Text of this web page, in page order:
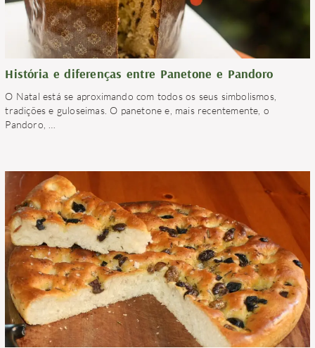
História e diferenças entre Panetone e Pandoro
O Natal está se aproximando com todos os seus simbolismos,
tradições e guloseimas. O panetone e, mais recentemente, o
Pandoro,